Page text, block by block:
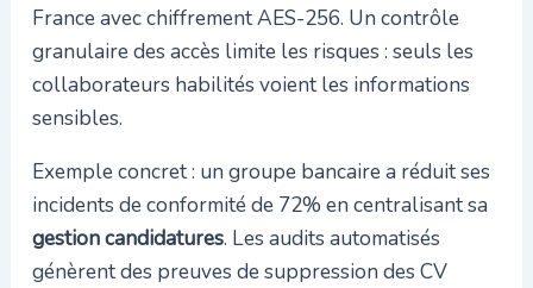
France avec chiffrement AES-256. Un contrôle
granulaire des accès limite les risques : seuls les
collaborateurs habilités voient les informations
sensibles.
Exemple concret : un groupe bancaire a réduit ses
incidents de conformité de 72% en centralisant sa
gestion candidatures. Les audits automatisés
génèrent des preuves de suppression des CV